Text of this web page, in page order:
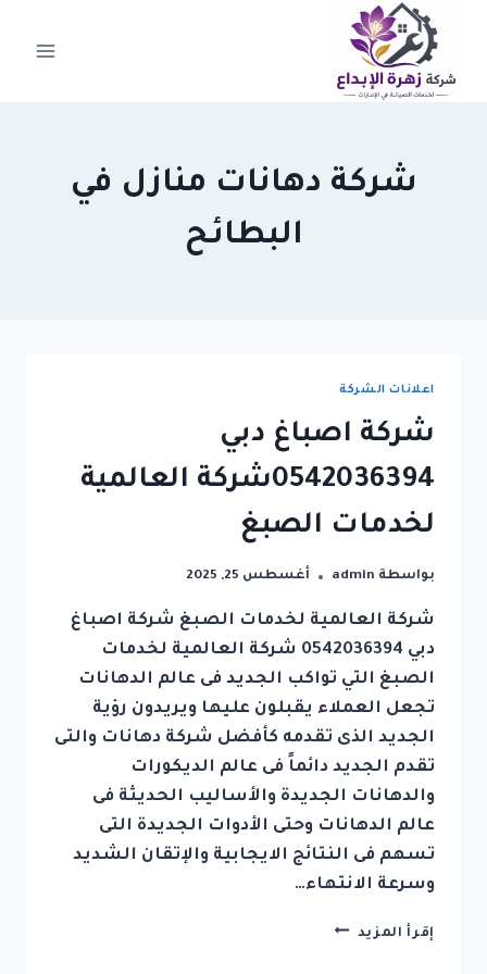
التجاوز
المحتوى
شركة دهانات منازل في
البطائح
اعلانات الشركة
شركة اصباغ دبي
0542036394شركة العالمية
لخدمات الصبغ
بواسطة admin أغسطس 25, 2025
شركة العالمية لخدمات الصبغ شركة اصباغ
دبي 0542036394 شركة العالمية لخدمات
الصبغ التي تواكب الجديد فى عالم الدهانات
تجعل العملاء يقبلون عليها ويريدون رؤية
الجديد الذى تقدمه كأفضل شركة دهانات والتى
تقدم الجديد دائماً فى عالم الديكورات
والدهانات الجديدة والأساليب الحديثة فى
عالم الدهانات وحتى الأدوات الجديدة التى
تسهم فى النتائج الايجابية والإتقان الشديد
وسرعة الانتهاء…
إقرأ المزيد شركة